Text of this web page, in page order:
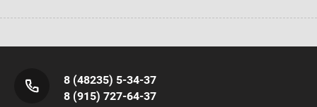
8 (48235) 5-34-37
8 (915) 727-64-37